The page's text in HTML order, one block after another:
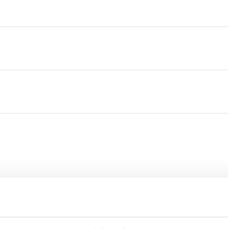
Han ville lyfta detta fenomen i sitt alster.
i två varianter: rund ochrektangulär.